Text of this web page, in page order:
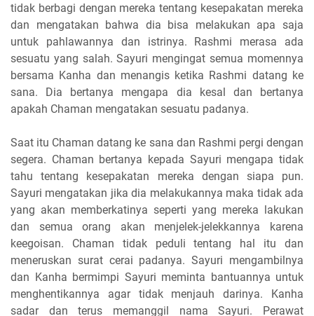
tidak berbagi dengan mereka tentang kesepakatan mereka
dan mengatakan bahwa dia bisa melakukan apa saja
untuk pahlawannya dan istrinya. Rashmi merasa ada
sesuatu yang salah. Sayuri mengingat semua momennya
bersama Kanha dan menangis ketika Rashmi datang ke
sana. Dia bertanya mengapa dia kesal dan bertanya
apakah Chaman mengatakan sesuatu padanya.
Saat itu Chaman datang ke sana dan Rashmi pergi dengan
segera. Chaman bertanya kepada Sayuri mengapa tidak
tahu tentang kesepakatan mereka dengan siapa pun.
Sayuri mengatakan jika dia melakukannya maka tidak ada
yang akan memberkatinya seperti yang mereka lakukan
dan semua orang akan menjelek-jelekkannya karena
keegoisan. Chaman tidak peduli tentang hal itu dan
meneruskan surat cerai padanya. Sayuri mengambilnya
dan Kanha bermimpi Sayuri meminta bantuannya untuk
menghentikannya agar tidak menjauh darinya. Kanha
sadar dan terus memanggil nama Sayuri. Perawat